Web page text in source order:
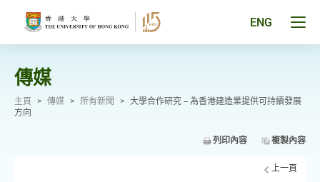
ENG
傳媒
主頁 > 傳媒 > 所有新聞 > 大學合作研究 -- 為香港建造業提供可持續發展
方向
列印內容 複製內容
上一頁